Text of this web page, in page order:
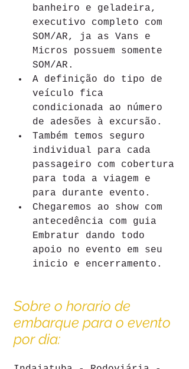
banheiro e geladeira,
executivo completo com
SOM/AR, ja as Vans e
Micros possuem somente
SOM/AR.
A definição do tipo de
veículo fica
condicionada ao número
de adesões à excursão.
Também temos seguro
individual para cada
passageiro com cobertura
para toda a viagem e
para durante evento.
Chegaremos ao show com
antecedência com guia
Embratur dando todo
apoio no evento em seu
inicio e encerramento.
Sobre o horario de
embarque para o evento
por dia: